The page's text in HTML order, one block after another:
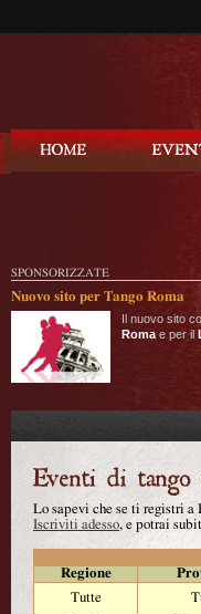
SPONSORIZZATE
Nuovo sito per Tango Roma
Il nuovo sito
Roma e per il
Lo sapevi che se ti registri a
Iscriviti adesso, e potrai
Regione
Tutte